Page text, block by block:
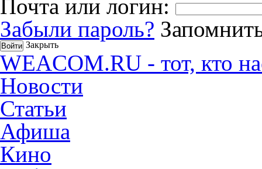
Почта или логин:
Забыли пароль?
Закрыть
WEACOM.RU - тот, кто
Новости
Статьи
Афиша
Кино